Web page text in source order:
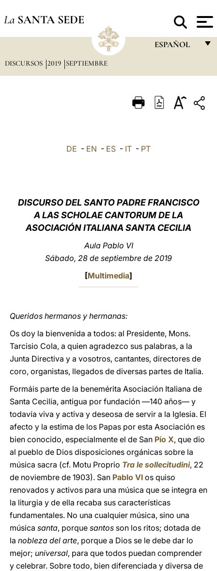
La SANTA SEDE
ESPAÑOL
ITALIANO
中文
LATINE
DISCURSOS 2019 SEPTIEMBRE
DE - EN - ES - IT - PT
DISCURSO DEL SANTO PADRE FRANCISCO
A LAS SCHOLAE CANTORUM DE LA
ASOCIACIÓN ITALIANA SANTA CECILIA
Aula Pablo VI
Sábado, 28 de septiembre de 2019
[Multimedia]
Queridos hermanos y hermanas:
Os doy la bienvenida a todos: al Presidente, Mons.
Tarcisio Cola, a quien agradezco sus palabras, a la
Junta Directiva y a vosotros, cantantes, directores de
coro, organistas, llegados de diversas partes de Italia.
Formáis parte de la benemérita Asociación Italiana de
Santa Cecilia, antigua por fundación ―140 años― y
todavía viva y activa y deseosa de servir a la Iglesia. El
afecto y la estima de los Papas por esta Asociación es
bien conocido, especialmente el de San Pío X, que dio
al pueblo de Dios disposiciones orgánicas sobre la
música sacra (cf. Motu Proprio Tra le sollecitudini, 22
de noviembre de 1903). San Pablo VI os quiso
renovados y activos para una música que se integra en
la liturgia y de ella recaba sus características
fundamentales. No una cualquier música, sino una
música santa, porque santos son los ritos; dotada de
la nobleza del arte, porque a Dios se le debe dar lo
mejor; universal, para que todos puedan comprender
y celebrar. Sobre todo, bien diferenciada y diversa de